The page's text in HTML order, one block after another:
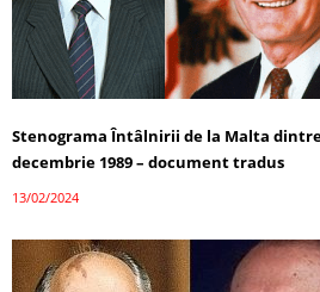
Stenograma Întâlnirii de la Malta dintre
decembrie 1989 – document tradus
13/02/2024